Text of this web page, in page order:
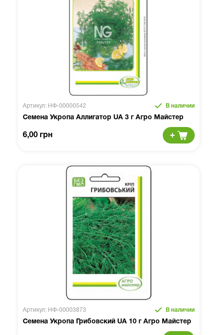
Артикул: НФ-00000542 В наличии
Семена Укропа Аллигатор UA 3 г Агро Майстер
6,00 грн
Артикул: НФ-00003873 В наличии
Семена Укропа Грибовский UA 10 г Агро Майстер